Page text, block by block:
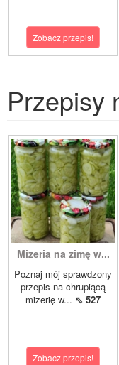
Zobacz przepis!
Przepisy
Mizeria na zimę w...
Poznaj mój sprawdzony
przepis na chrupiącą
mizerię w... ⇖ 527
Zobacz przepis!